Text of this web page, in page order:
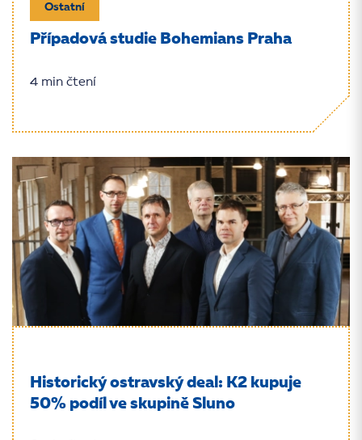
Ostatní
Případová studie Bohemians Praha
4 min čtení
Historický ostravský deal: K2 kupuje
50% podíl ve skupině Sluno